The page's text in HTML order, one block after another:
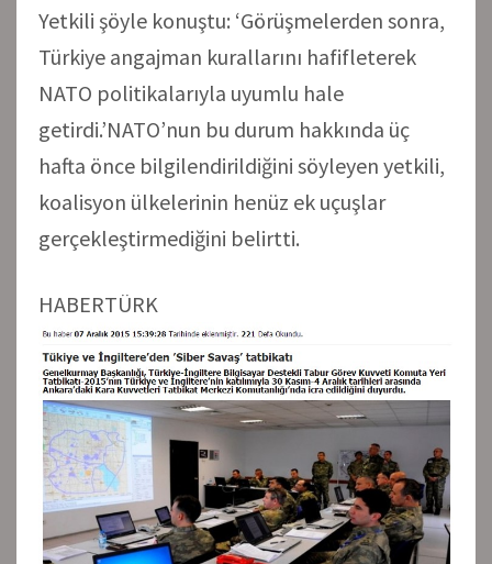
Yetkili şöyle konuştu: ‘Görüşmelerden sonra,
Türkiye angajman kurallarını hafifleterek
NATO politikalarıyla uyumlu hale
getirdi.’NATO’nun bu durum hakkında üç
hafta önce bilgilendirildiğini söyleyen yetkili,
koalisyon ülkelerinin henüz ek uçuşlar
gerçekleştirmediğini belirtti.
HABERTÜRK